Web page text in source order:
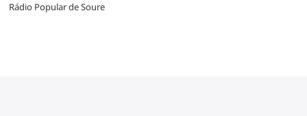
Rádio Popular de Soure